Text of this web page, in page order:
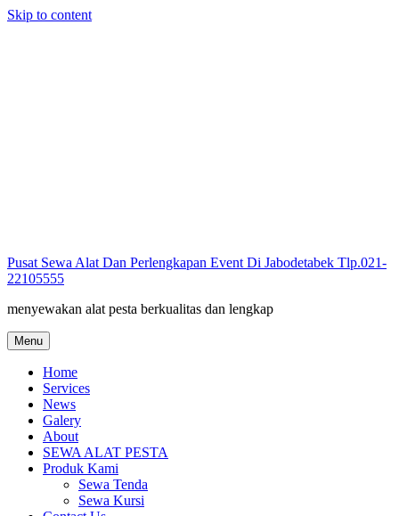
Skip to content
Pusat Sewa Alat Dan Perlengkapan Event Di Jabodetabek Tlp.021-
22105555
menyewakan alat pesta berkualitas dan lengkap
Menu
Home
Services
News
Galery
About
SEWA ALAT PESTA
Produk Kami
Sewa Tenda
Sewa Kursi